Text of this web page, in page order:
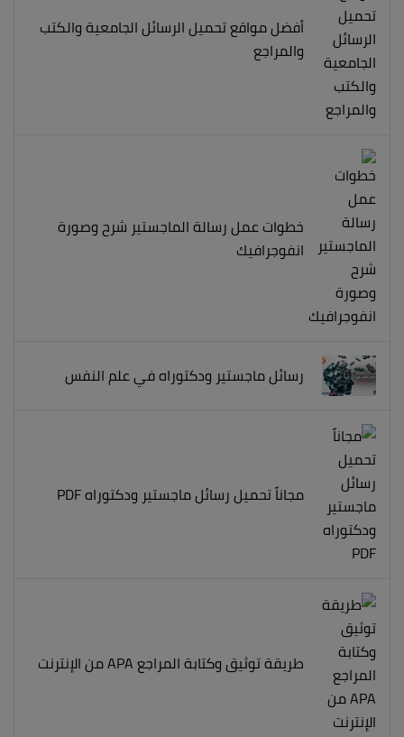
أفضل مواقع تحميل الرسائل الجامعية والكتب
والمراجع
خطوات عمل رسالة الماجستير شرح وصورة
انفوجرافيك
رسائل ماجستير ودكتوراه في علم النفس
مجاناً تحميل رسائل ماجستير ودكتوراه PDF
طريقة توثيق وكتابة المراجع APA من الإنترنت